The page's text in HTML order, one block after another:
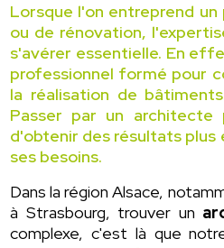
Lorsque l'on entreprend
ou de rénovation,
s'avérer essentielle. En
professionnel formé pour
la réalisation de
Passer par un
d'obtenir des résultats
ses besoins.
Dans la région Alsace,
à Strasbourg, trouver un
complexe, c'est là que